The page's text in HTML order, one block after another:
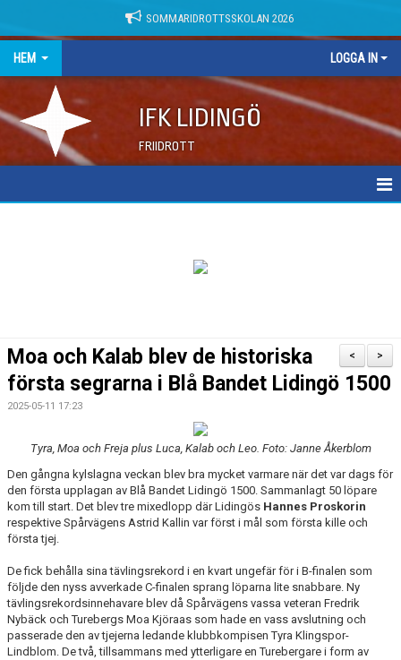
SOMMARIDROTTSSKOLAN 2026
HEM LOGGA IN
IFK LIDINGÖ
FRIIDROTT
>
<
Moa och Kalab blev de historiska
första segrarna i Blå Bandet Lidingö 1500
2025-05-11 17:23
Tyra, Moa och Freja plus Luca, Kalab och Leo. Foto: Janne Åkerblom
Den gångna kylslagna veckan blev bra mycket varmare när det var dags för
den första upplagan av Blå Bandet Lidingö 1500. Sammanlagt 50 löpare
kom till start. Det blev tre mixedlopp där Lidingös Hannes Proskorin
respektive Spårvägens Astrid Kallin var först i mål som första kille och
första tjej.
De fick behålla sina tävlingsrekord i en kvart ungefär för i B-finalen som
följde den nyss avverkade C-finalen sprang löparna lite snabbare. Ny
tävlingsrekordsinnehavare blev då Spårvägens vassa veteran Fredrik
Nybäck och Turebergs Moa Kjöraas som hade en vass avslutning och
passerade den av tjejerna ledande klubbkompisen Tyra Klingspor-
Lindblom. De två, tillsammans med ytterligare en Turebergare i form av